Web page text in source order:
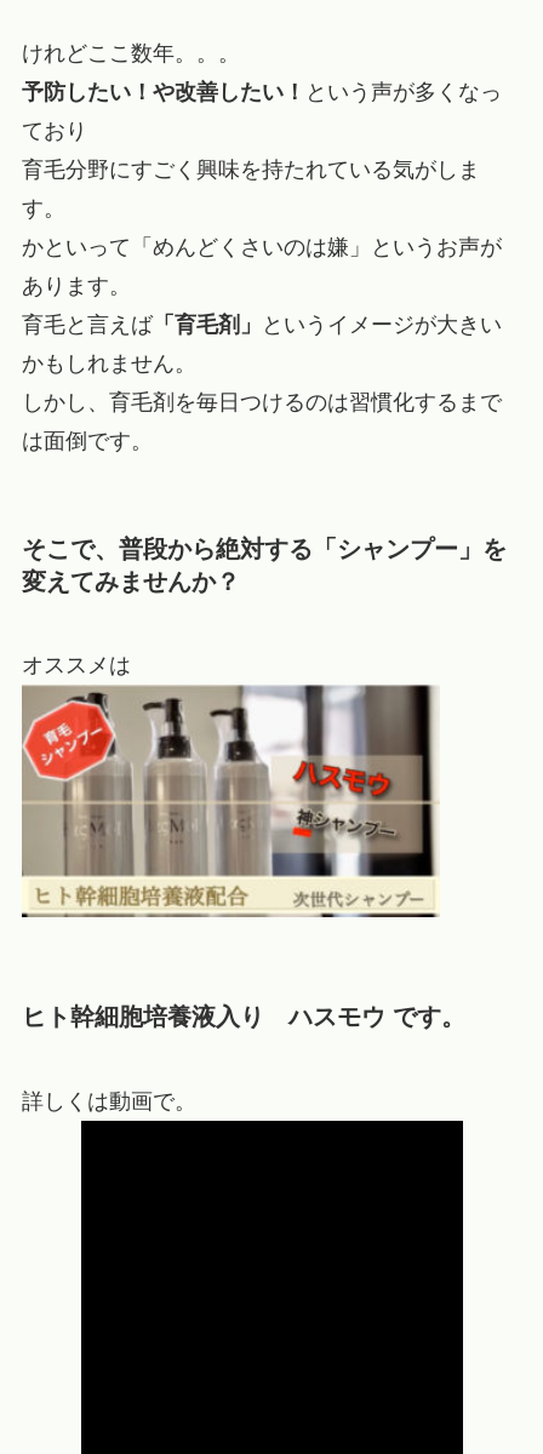
けれどここ数年。。。
予防したい！や改善したい！ という声が多くなっ
ており
育毛分野にすごく興味を持たれている気がしま
す。
かといって「めんどくさいのは嫌」というお声が
あります。
育毛と言えば「育毛剤」
というイメージが大きい
かもしれません。
しかし、育毛剤を毎日つけるのは習慣化するまで
は面倒です。
そこで、普段から絶対する「シャンプー」を
変えてみませんか？
オススメは
ヒト幹細胞培養液入り ハスモウ です。
詳しくは動画で。